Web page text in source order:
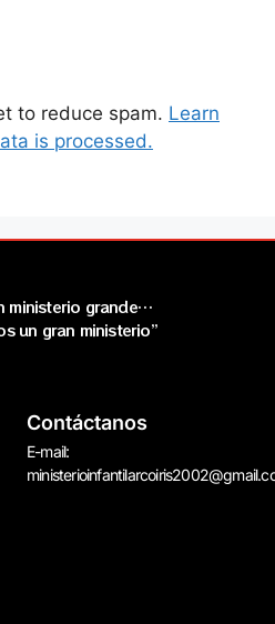
to reduce spam. Learn
is processed.
ministerio grande…
un gran ministerio”
Contáctanos
E-mail: